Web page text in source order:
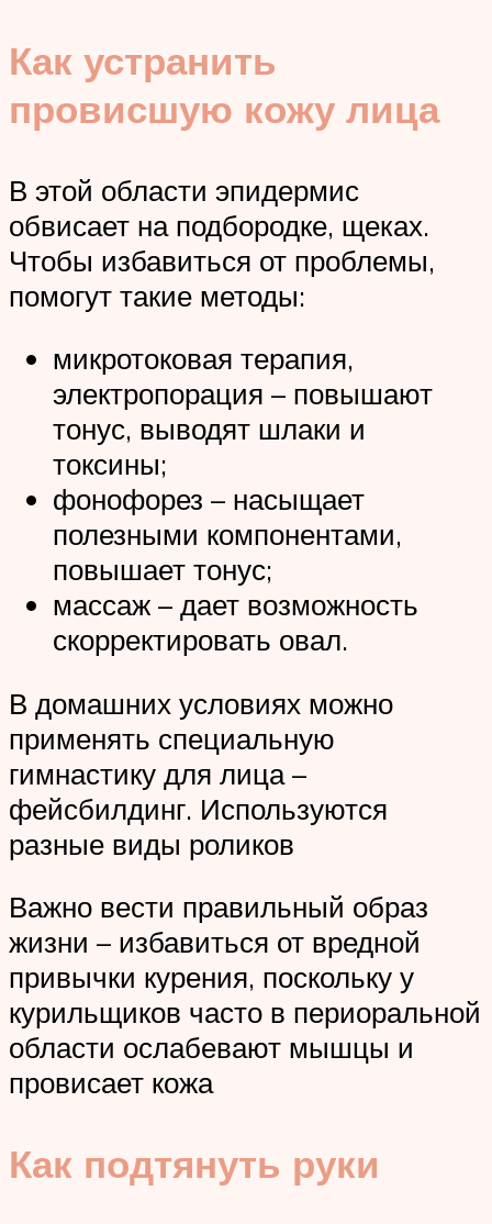
Как устранить
провисшую кожу лица
В этой области эпидермис
обвисает на подбородке, щеках.
Чтобы избавиться от проблемы,
помогут такие методы:
микротоковая терапия,
электропорация – повышают
тонус, выводят шлаки и
токсины;
фонофорез – насыщает
полезными компонентами,
повышает тонус;
массаж – дает возможность
скорректировать овал.
В домашних условиях можно
применять специальную
гимнастику для лица –
фейсбилдинг. Используются
разные виды роликов
Важно вести правильный образ
жизни – избавиться от вредной
привычки курения, поскольку у
курильщиков часто в периоральной
области ослабевают мышцы и
провисает кожа
Как подтянуть руки